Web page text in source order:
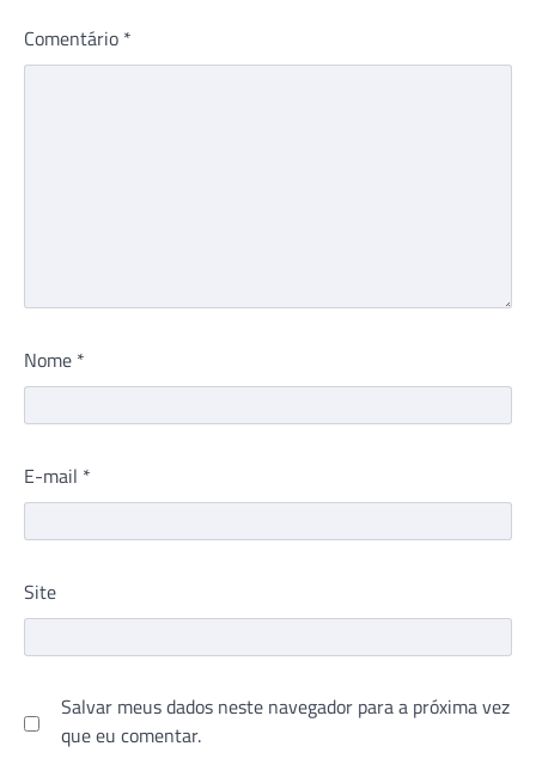
Comentário *
Nome *
E-mail *
Site
Salvar meus dados neste navegador para a próxima vez
que eu comentar.